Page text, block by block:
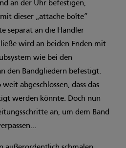
an der Uhr befestigen,
dieser „attache boîte“
separat an die Händler
wird an beiden Enden mit
wie bei den
den Bandgliedern befestigt.
abgeschlossen, dass das
werden könnte. Doch nun
an, um dem Band